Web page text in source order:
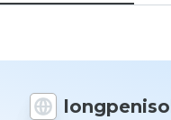
ウェ
を1
5の